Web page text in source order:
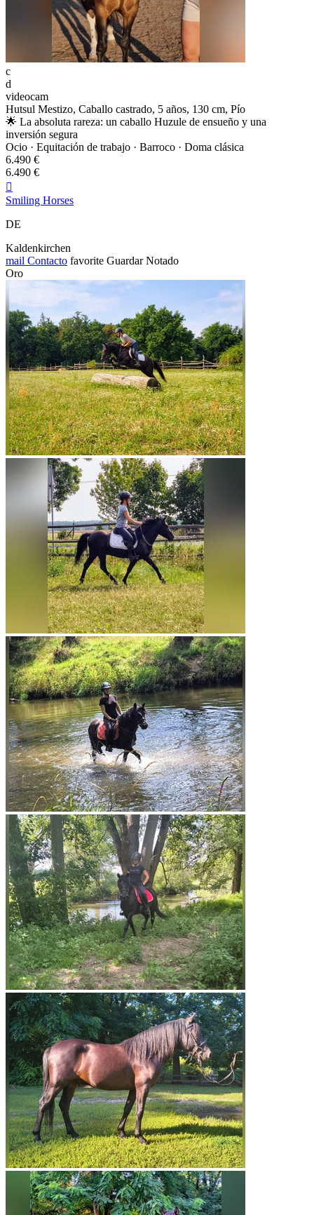
c
d
videocam
Hutsul Mestizo, Caballo castrado, 5 años, 130 cm, Pío
🌟 La absoluta rareza: un caballo Huzule de ensueño y una
inversión segura
Ocio · Equitación de trabajo · Barroco · Doma clásica
6.490 €
6.490 €

Smiling Horses
DE
Kaldenkirchen
mail Contacto favorite Guardar Notado
Oro